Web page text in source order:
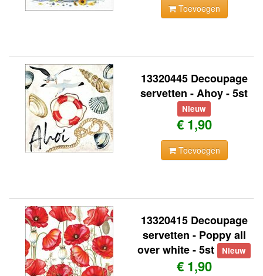
Toevoegen
13320445 Decoupage
servetten - Ahoy - 5st
Nieuw
€ 1,90
Toevoegen
13320415 Decoupage
servetten - Poppy all
over white - 5st
Nieuw
€ 1,90